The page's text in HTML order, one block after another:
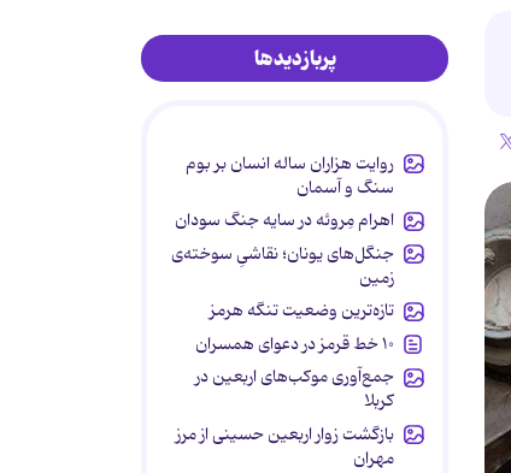
پربازدیدها
روایت هزاران ساله انسان بر بوم
سنگ و آسمان
اهرام مِروئه در سایه جنگ سودان
جنگل‌های یونان؛ نقاشیِ سوخته‌ی
زمین
تازه‌ترین وضعیت تنگه هرمز
۱۰ خط قرمز در دعوای همسران
جمع‌آوری موکب‌های اربعین در
کربلا
بازگشت زوار اربعین حسینی از مرز
مهران